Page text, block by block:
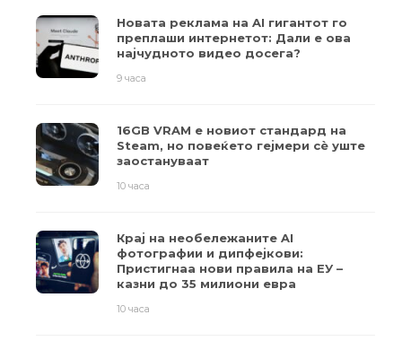
Новата реклама на AI гигантот го
преплаши интернетот: Дали е ова
најчудното видео досега?
9 часа
16GB VRAM е новиот стандард на
Steam, но повеќето гејмери ​​сè уште
заостануваат
10 часа
Крај на необележаните AI
фотографии и дипфејкови:
Пристигнаа нови правила на ЕУ –
казни до 35 милиони евра
10 часа